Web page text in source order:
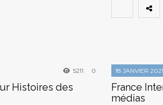
5211 0
Histoires des
18 JANVIER 2021
France
médias